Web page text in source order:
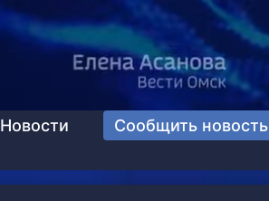
Новости Сообщить новость